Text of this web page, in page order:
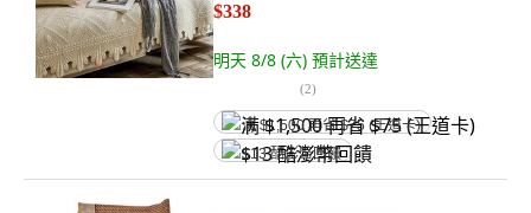
$338
明天 8/8 (六) 預計送達
(2)
满 $1,500 再省 $75 (王道卡)
$13 酷澎幣回饋